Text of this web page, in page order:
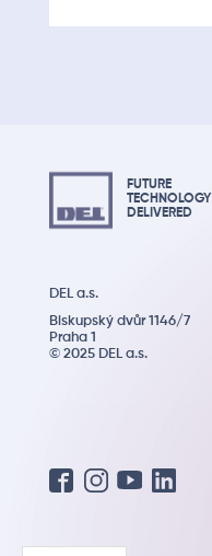
FUTURE
TECHNOLOGY
DELIVERED
DEL a.s.
Biskupský dvůr 1146/7
Praha 1
© 2025 DEL a.s.